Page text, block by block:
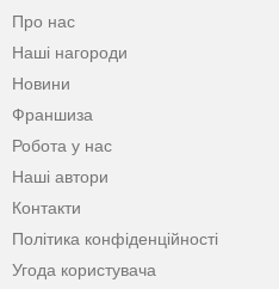
Про нас
Наші нагороди
Новини
Франшиза
Робота у нас
Наші автори
Контакти
Політика конфіденційності
Угода користувача